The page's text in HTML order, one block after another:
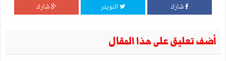
شارك التويتر شارك
أضف تعليق على هذا المقال